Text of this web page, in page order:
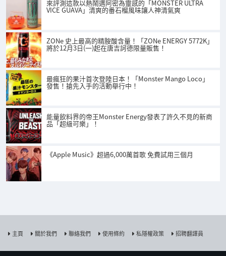
來評測這款以熱鬧邁阿密為靈感的「MONSTER ULTRA
VICE GUAVA」清爽的番石榴風味讓人神清氣爽
ZONe 史上最高的精胺酸含量！「ZONe ENERGY 5772K」
將於12月3日(一)起在唐吉訶德限量販售！
最瘋狂的果汁首次登陸日本！「Monster Mango Loco」
發售！搶先入手的活動舉行中！
能量飲料界的帝王Monster Energy發表了許久不見的新商
品「超級可樂」！
《Apple Music》超過6,000萬首歌 免費試用三個月
主頁 關於我們 聯絡我們 使用條約 私隱權政策 招聘翻譯員